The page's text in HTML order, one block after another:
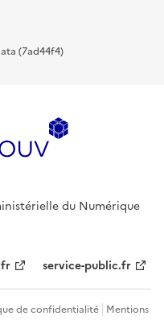
(7ad44f4)
du Numérique
service-public.fr
de confidentialité Mentions